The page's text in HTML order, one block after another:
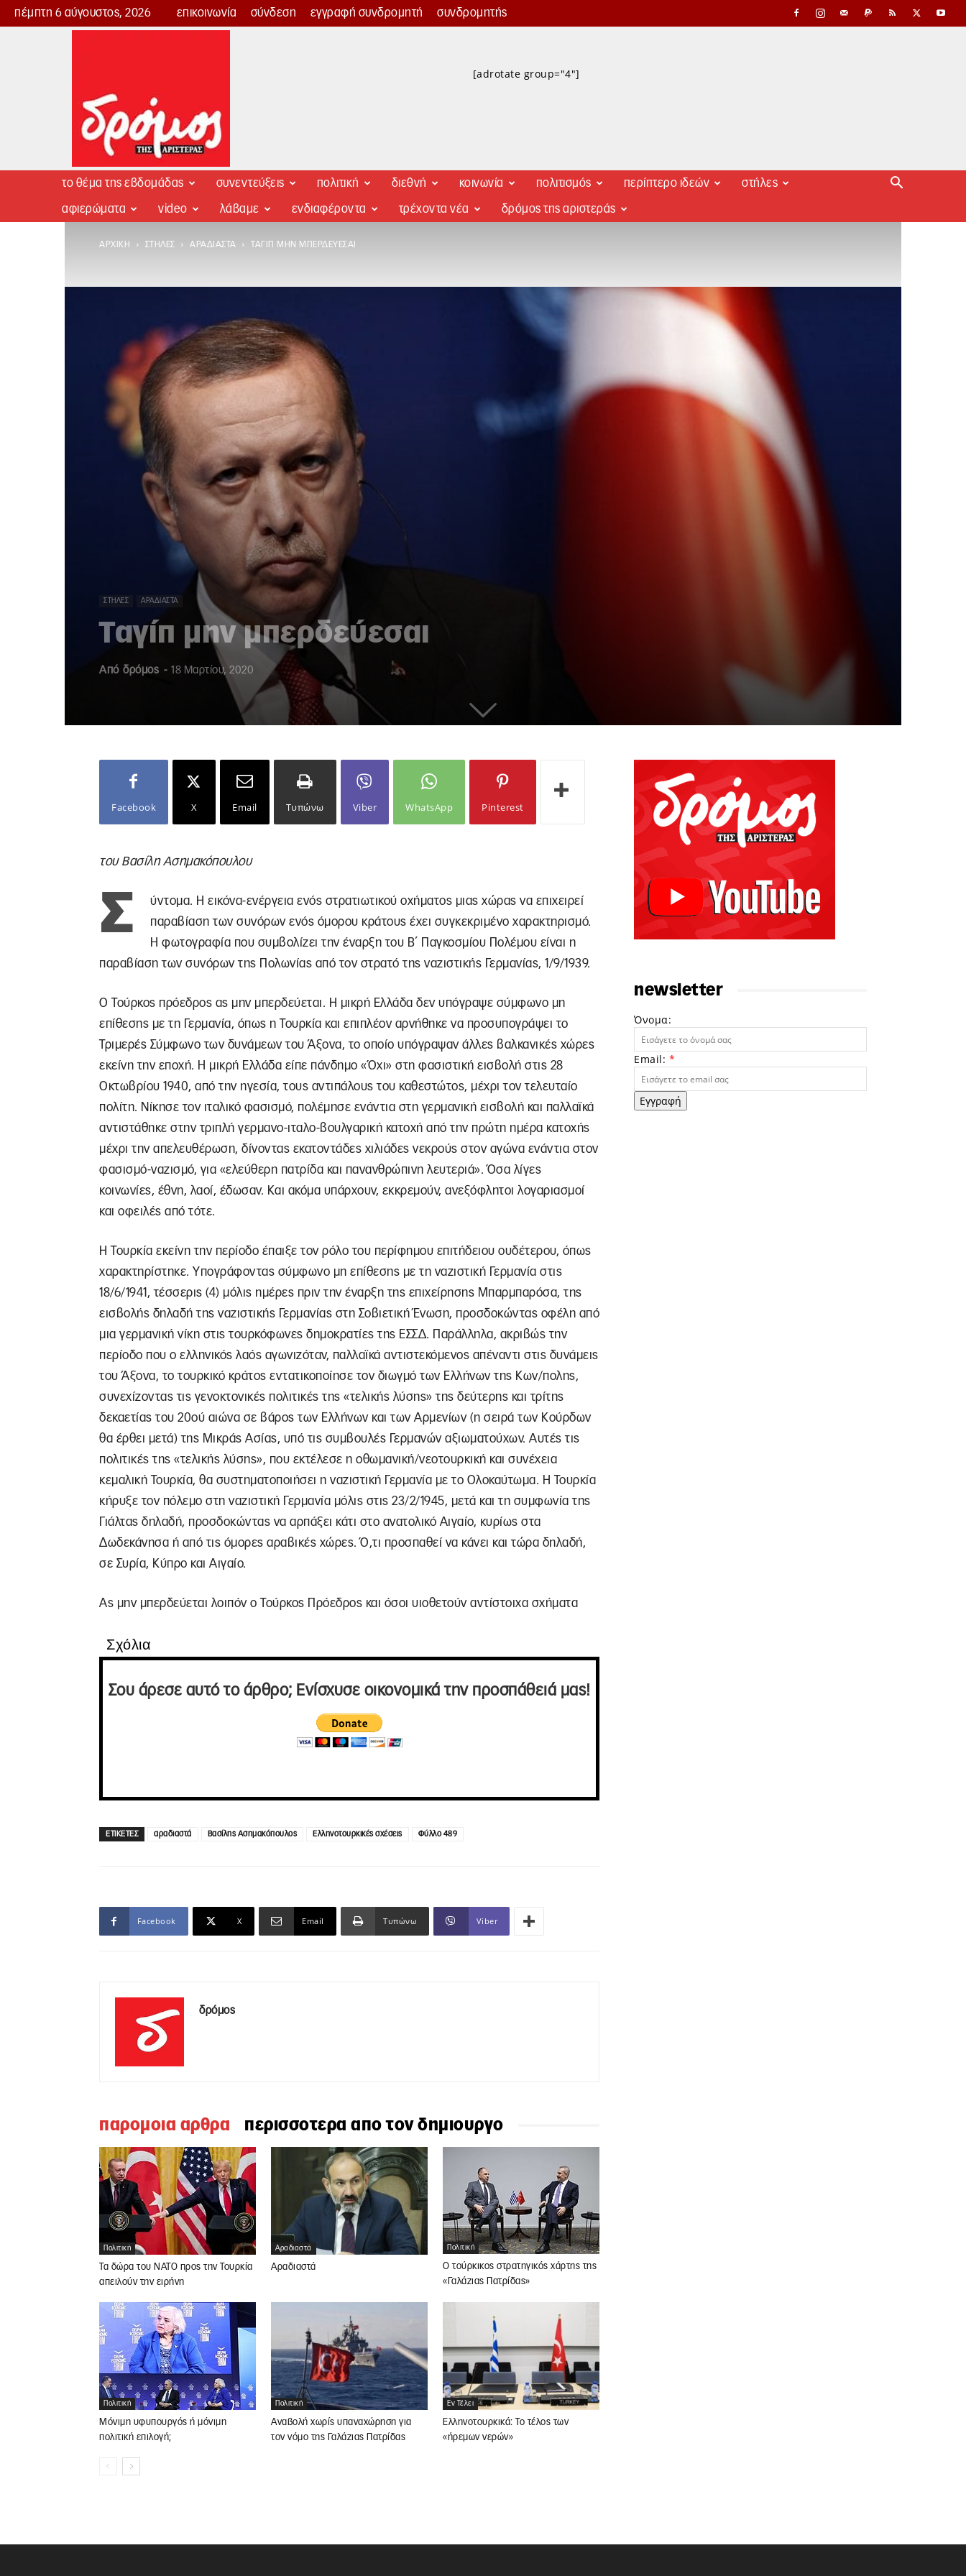
πέμπτη 6 αύγουστος, 2026 επικοινωνία σύνδεση εγγραφή συνδρομητή συνδρομητής
Δρόμος
[adrotate group="4"]
το θέμα της εβδομάδας συνεντεύξεις πολιτική διεθνή κοινωνία πολιτισμός περίπτερο ιδεών στήλες
αφιερώματα video λάβαμε ενδιαφέροντα τρέχοντα νέα δρόμος της αριστεράς
ΑΡΧΙΚΉ ΣΤΉΛΕΣ ΑΡΑΔΙΑΣΤΆ ΤΑΓΊΠ ΜΗΝ ΜΠΕΡΔΕΎΕΣΑΙ
ΣΤΉΛΕΣ ΑΡΑΔΙΑΣΤΆ
Ταγίπ μην μπερδεύεσαι
Από δρόμος - 18 Μαρτίου, 2020
Facebook X Email Τυπώνω Viber WhatsApp Pinterest
του Βασίλη Ασημακόπουλου
Σ
ύντομα. Η εικόνα-ενέργεια ενός στρατιωτικού οχήματος μιας χώρας να επιχειρεί
παραβίαση των συνόρων ενός όμορου κράτους έχει συγκεκριμένο χαρακτηρισμό.
Η φωτογραφία που συμβολίζει την έναρξη του Β΄ Παγκοσμίου Πολέμου είναι η
παραβίαση των συνόρων της Πολωνίας από τον στρατό της ναζιστικής Γερμανίας, 1/9/1939.
Ο Τούρκος πρόεδρος ας μην μπερδεύεται. Η μικρή Ελλάδα δεν υπόγραψε σύμφωνο μη
επίθεσης με τη Γερμανία, όπως η Τουρκία και επιπλέον αρνήθηκε να προσυπογράψει το
Τριμερές Σύμφωνο των δυνάμεων του Άξονα, το οποίο υπόγραψαν άλλες βαλκανικές χώρες
εκείνη την εποχή. Η μικρή Ελλάδα είπε πάνδημο «Όχι» στη φασιστική εισβολή στις 28
Οκτωβρίου 1940, από την ηγεσία, τους αντιπάλους του καθεστώτος, μέχρι τον τελευταίο
πολίτη. Νίκησε τον ιταλικό φασισμό, πολέμησε ενάντια στη γερμανική εισβολή και παλλαϊκά
αντιστάθηκε στην τριπλή γερμανο-ιταλο-βουλγαρική κατοχή από την πρώτη ημέρα κατοχής
μέχρι την απελευθέρωση, δίνοντας εκατοντάδες χιλιάδες νεκρούς στον αγώνα ενάντια στον
φασισμό-ναζισμό, για «ελεύθερη πατρίδα και πανανθρώπινη λευτεριά». Όσα λίγες
κοινωνίες, έθνη, λαοί, έδωσαν. Και ακόμα υπάρχουν, εκκρεμούν, ανεξόφλητοι λογαριασμοί
και οφειλές από τότε.
Η Τουρκία εκείνη την περίοδο έπαιξε τον ρόλο του περίφημου επιτήδειου ουδέτερου, όπως
χαρακτηρίστηκε. Υπογράφοντας σύμφωνο μη επίθεσης με τη ναζιστική Γερμανία στις
18/6/1941, τέσσερις (4) μόλις ημέρες πριν την έναρξη της επιχείρησης Μπαρμπαρόσα, της
εισβολής δηλαδή της ναζιστικής Γερμανίας στη Σοβιετική Ένωση, προσδοκώντας οφέλη από
μια γερμανική νίκη στις τουρκόφωνες δημοκρατίες της ΕΣΣΔ. Παράλληλα, ακριβώς την
περίοδο που ο ελληνικός λαός αγωνιζόταν, παλλαϊκά αντιστεκόμενος απέναντι στις δυνάμεις
του Άξονα, το τουρκικό κράτος εντατικοποίησε τον διωγμό των Ελλήνων της Κων/πολης,
συνεχίζοντας τις γενοκτονικές πολιτικές της «τελικής λύσης» της δεύτερης και τρίτης
δεκαετίας του 20ού αιώνα σε βάρος των Ελλήνων και των Αρμενίων (η σειρά των Κούρδων
θα έρθει μετά) της Μικράς Ασίας, υπό τις συμβουλές Γερμανών αξιωματούχων. Αυτές τις
πολιτικές της «τελικής λύσης», που εκτέλεσε η οθωμανική/νεοτουρκική και συνέχεια
κεμαλική Τουρκία, θα συστηματοποιήσει η ναζιστική Γερμανία με το Ολοκαύτωμα. Η Τουρκία
κήρυξε τον πόλεμο στη ναζιστική Γερμανία μόλις στις 23/2/1945, μετά και τη συμφωνία της
Γιάλτας δηλαδή, προσδοκώντας να αρπάξει κάτι στο ανατολικό Αιγαίο, κυρίως στα
Δωδεκάνησα ή από τις όμορες αραβικές χώρες. Ό,τι προσπαθεί να κάνει και τώρα δηλαδή,
σε Συρία, Κύπρο και Αιγαίο.
Ας μην μπερδεύεται λοιπόν ο Τούρκος Πρόεδρος και όσοι υιοθετούν αντίστοιχα σχήματα
Σχόλια
Σου άρεσε αυτό το άρθρο; Ενίσχυσε οικονομικά την προσπάθειά μας!
ΕΤΙΚΕΤΕΣ αραδιαστά Βασίλης Ασημακόπουλος Ελληνοτουρκικές σχέσεις Φύλλο 489
Facebook X Email Τυπώνω Viber
δρόμος
παρομοια αρθρα περισσοτερα απο τον δημιουργο
Πολιτική
Τα δώρα του ΝΑΤΟ προς την Τουρκία
απειλούν την ειρήνη
Αραδιαστά
Αραδιαστά
Πολιτική
Ο τούρκικος στρατηγικός χάρτης της
«Γαλάζιας Πατρίδας»
Πολιτική
Μόνιμη υφυπουργός ή μόνιμη
πολιτική επιλογή;
Πολιτική
Αναβολή χωρίς υπαναχώρηση για
τον νόμο της Γαλάζιας Πατρίδας
Εν Τέλει
Ελληνοτουρκικά: Το τέλος των
«ήρεμων νερών»
newsletter
Όνομα:
Email: *
Εγγραφή